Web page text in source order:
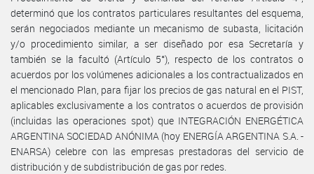
determinó que los contratos particulares resultantes del esquema,
serán negociados mediante un mecanismo de subasta, licitación
y/o procedimiento similar, a ser diseñado por esa Secretaría y
también se la facultó (Artículo 5°), respecto de los contratos o
acuerdos por los volúmenes adicionales a los contractualizados en
el mencionado Plan, para fijar los precios de gas natural en el PIST,
aplicables exclusivamente a los contratos o acuerdos de provisión
(incluidas las operaciones spot) que INTEGRACIÓN ENERGÉTICA
ARGENTINA SOCIEDAD ANÓNIMA (hoy ENERGÍA ARGENTINA S.A. -
ENARSA) celebre con las empresas prestadoras del servicio de
distribución y de subdistribución de gas por redes.